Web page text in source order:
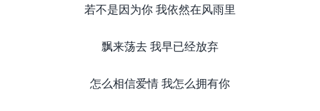
若不是因为你 我依然在风雨里
飘来荡去 我早已经放弃
怎么相信爱情 我怎么拥有你